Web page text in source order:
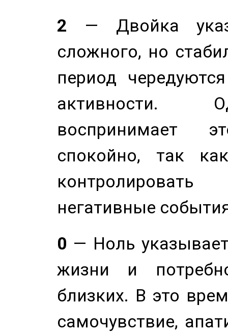
2 — Двойка
сложного, но
период
активности.
воспринимает
спокойно, так
негативные
0 — Ноль
жизни и
близких. В это
самочувствие,